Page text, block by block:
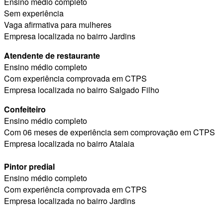
Sem experiência
Vaga afirmativa para mulheres
Empresa localizada no bairro Jardins
Atendente de restaurante
Ensino médio completo
Com experiência comprovada em CTPS
Empresa localizada no bairro Salgado Filho
Confeiteiro
Ensino médio completo
Com 06 meses de experiência sem comprovação em CTPS
Empresa localizada no bairro Atalaia
Pintor predial
Ensino médio completo
Com experiência comprovada em CTPS
Empresa localizada no bairro Jardins